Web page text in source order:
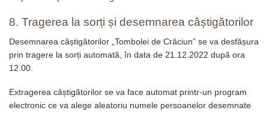
8. Tragerea la sorți și desemnarea câștigătorilor
Desemnarea câștigătorilor „Tombolei de Crăciun” se va desfășura
prin tragere la sorți automată, în data de 21.12.2022 după ora
12.00.
Extragerea câștigătorilor se va face automat printr-un program
electronic ce va alege aleatoriu numele persoanelor desemnate